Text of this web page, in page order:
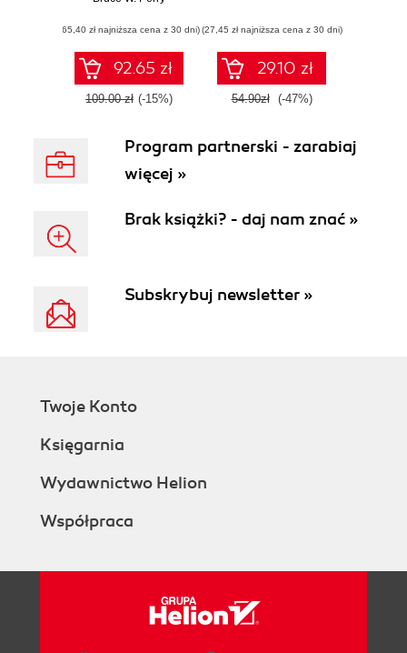
(65,40 zł najniższa cena z 30 dni)
92.65 zł
109.00 zł (-15%)
(27,45 zł najniższa cena z 30 dni)
29.10 zł
54.90zł (-47%)
Program partnerski - zarabiaj
więcej »
Brak książki? - daj nam znać »
Subskrybuj newsletter »
Twoje Konto
Księgarnia
Wydawnictwo Helion
Współpraca